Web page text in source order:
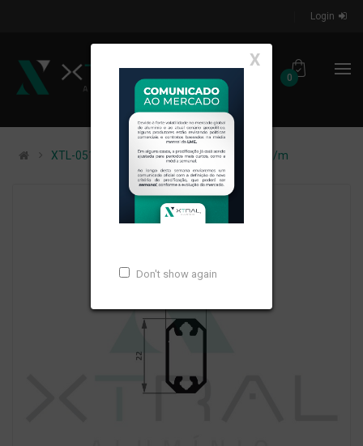
Login
0
X
Don't show again
XTL-051 - (COR 26) - PESO LINEAR: 0,238kg/m